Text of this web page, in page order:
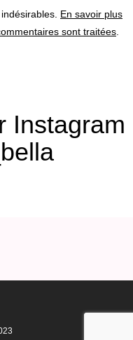
En savoir plus
sont traitées.
Instagram